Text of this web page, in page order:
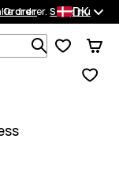
ordrer.Shop nu
Ordrer DK
Søg i 1